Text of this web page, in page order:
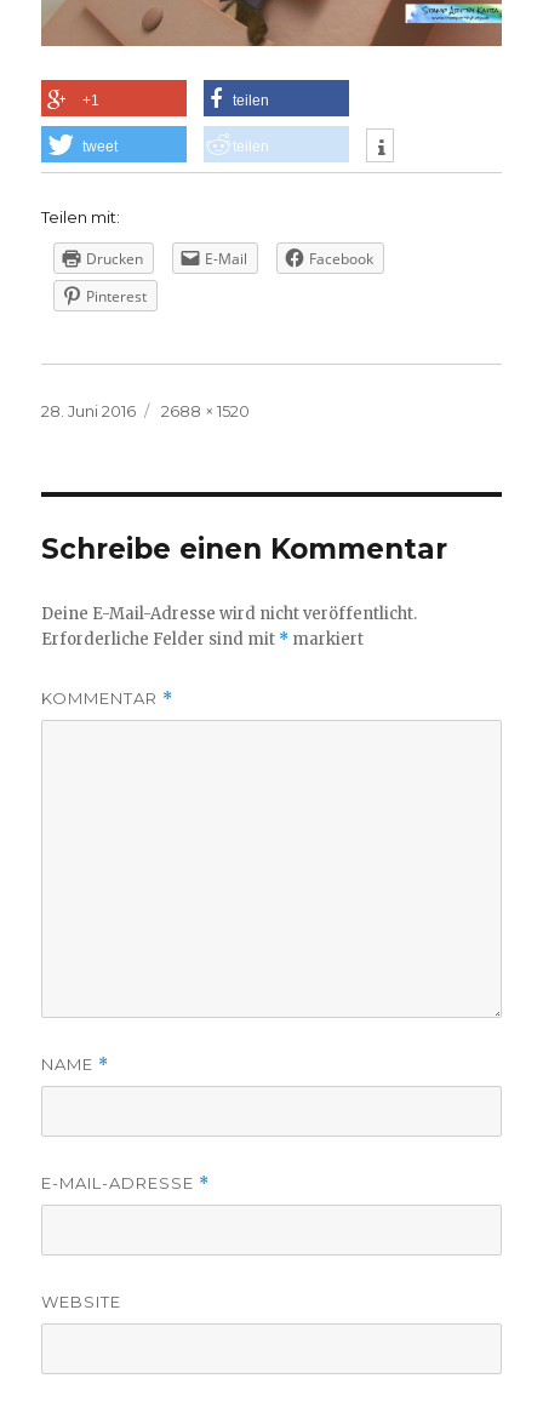
+1 teilen
tweet teilen
Teilen mit:
Drucken E-Mail
Facebook
Pinterest
Veröffentlicht
28. Juni 2016
Volle
2688 × 1520
Schreibe einen Kommentar
Deine E-Mail-Adresse wird nicht veröffentlicht.
Erforderliche Felder sind mit * markiert
KOMMENTAR *
NAME *
E-MAIL-ADRESSE *
WEBSITE